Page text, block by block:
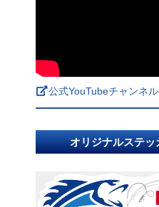
公式YouTubeチャンネ
オリジナルステッ